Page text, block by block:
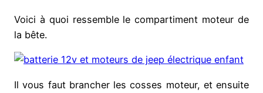
Voici à quoi ressemble le compartiment moteur de
la bête.
Il vous faut brancher les cosses moteur, et ensuite